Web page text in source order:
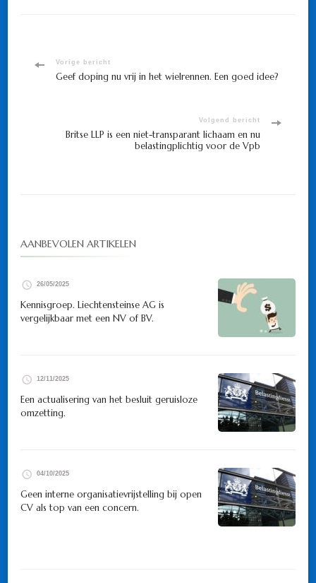
Bericht
Vorige bericht
Geef doping nu vrij in het wielrennen. Een goed idee?
Volgend bericht
Britse LLP is een niet-transparant lichaam en nu
belastingplichtig voor de Vpb
AANBEVOLEN ARTIKELEN
26/05/2025
Kennisgroep. Liechtensteinse AG is
vergelijkbaar met een NV of BV.
12/11/2025
Een actualisering van het besluit geruisloze
omzetting.
04/10/2025
Geen interne organisatievrijstelling bij open
CV als top van een concern.